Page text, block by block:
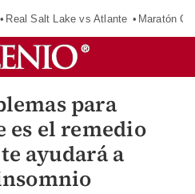
Real Salt Lake vs Atlante Maratón
para
es el remedio
ayudará a